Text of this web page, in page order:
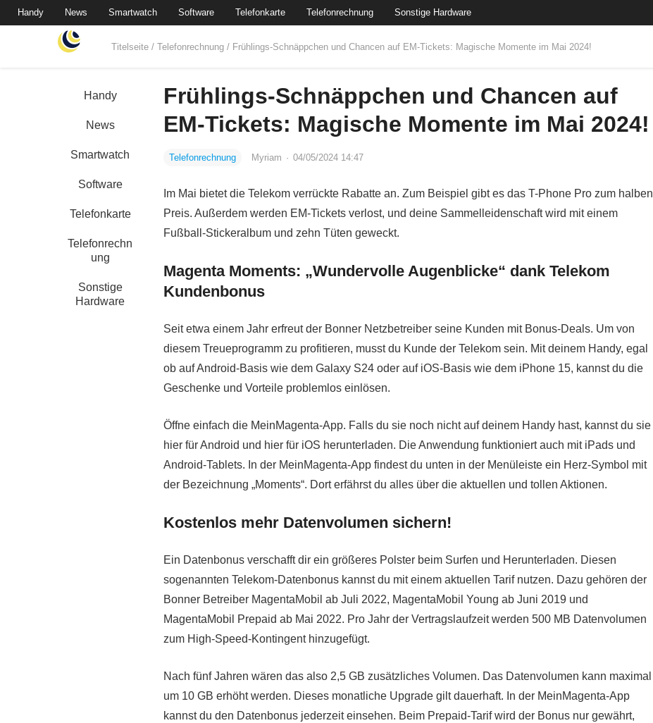
Handy News Smartwatch Software Telefonkarte Telefonrechnung Sonstige Hardware
Titelseite / Telefonrechnung / Frühlings-Schnäppchen und Chancen auf EM-Tickets: Magische Momente im Mai 2024!
Handy
News
Smartwatch
Software
Telefonkarte
Telefonrechn
ung
Sonstige
Hardware
Frühlings-Schnäppchen und Chancen auf
EM-Tickets: Magische Momente im Mai 2024!
Telefonrechnung Myriam · 04/05/2024 14:47
Im Mai bietet die Telekom verrückte Rabatte an. Zum Beispiel gibt es das T-Phone Pro zum halben
Preis. Außerdem werden EM-Tickets verlost, und deine Sammelleidenschaft wird mit einem
Fußball-Stickeralbum und zehn Tüten geweckt.
Magenta Moments: „Wundervolle Augenblicke“ dank Telekom
Kundenbonus
Seit etwa einem Jahr erfreut der Bonner Netzbetreiber seine Kunden mit Bonus-Deals. Um von
diesem Treueprogramm zu profitieren, musst du Kunde der Telekom sein. Mit deinem Handy, egal
ob auf Android-Basis wie dem Galaxy S24 oder auf iOS-Basis wie dem iPhone 15, kannst du die
Geschenke und Vorteile problemlos einlösen.
Öffne einfach die MeinMagenta-App. Falls du sie noch nicht auf deinem Handy hast, kannst du sie
hier für Android und hier für iOS herunterladen. Die Anwendung funktioniert auch mit iPads und
Android-Tablets. In der MeinMagenta-App findest du unten in der Menüleiste ein Herz-Symbol mit
der Bezeichnung „Moments“. Dort erfährst du alles über die aktuellen und tollen Aktionen.
Kostenlos mehr Datenvolumen sichern!
Ein Datenbonus verschafft dir ein größeres Polster beim Surfen und Herunterladen. Diesen
sogenannten Telekom-Datenbonus kannst du mit einem aktuellen Tarif nutzen. Dazu gehören der
Bonner Betreiber MagentaMobil ab Juli 2022, MagentaMobil Young ab Juni 2019 und
MagentaMobil Prepaid ab Mai 2022. Pro Jahr der Vertragslaufzeit werden 500 MB Datenvolumen
zum High-Speed-Kontingent hinzugefügt.
Nach fünf Jahren wären das also 2,5 GB zusätzliches Volumen. Das Datenvolumen kann maximal
um 10 GB erhöht werden. Dieses monatliche Upgrade gilt dauerhaft. In der MeinMagenta-App
kannst du den Datenbonus jederzeit einsehen. Beim Prepaid-Tarif wird der Bonus nur gewährt,